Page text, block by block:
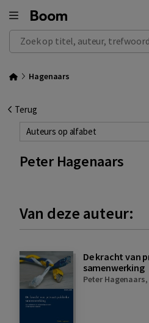
Zoek op titel, auteur, trefwoord of
Hagenaars
Terug
Auteurs op alfabet
Peter Hagenaars
Van deze auteur:
De kracht van
samenwerking
Peter Hagenaars,